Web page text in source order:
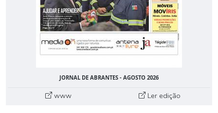
JORNAL DE ABRANTES - AGOSTO 2026
www Ler edição